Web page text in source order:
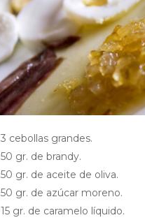
3 cebollas grandes.
50 gr. de brandy.
50 gr. de aceite de oliva.
50 gr. de azúcar moreno.
15 gr. de caramelo líquido.